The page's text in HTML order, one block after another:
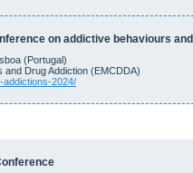
on addictive behaviours
(Portugal)
and Drug Addiction (EMCDDA)
addictions-2024/